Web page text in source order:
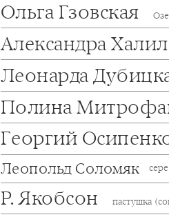
Ольга Гзовская Озе
Александра
Леонарда
Полина
Георгий
Леопольд Соломяк
Р. Якобсон пастушка